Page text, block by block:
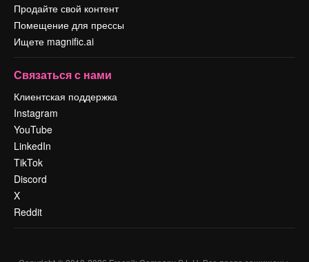
Продайте свой контент
Помещение для прессы
Ищете magnific.ai
Связаться с нами
Клиентская поддержка
Instagram
YouTube
LinkedIn
TikTok
Discord
X
Reddit